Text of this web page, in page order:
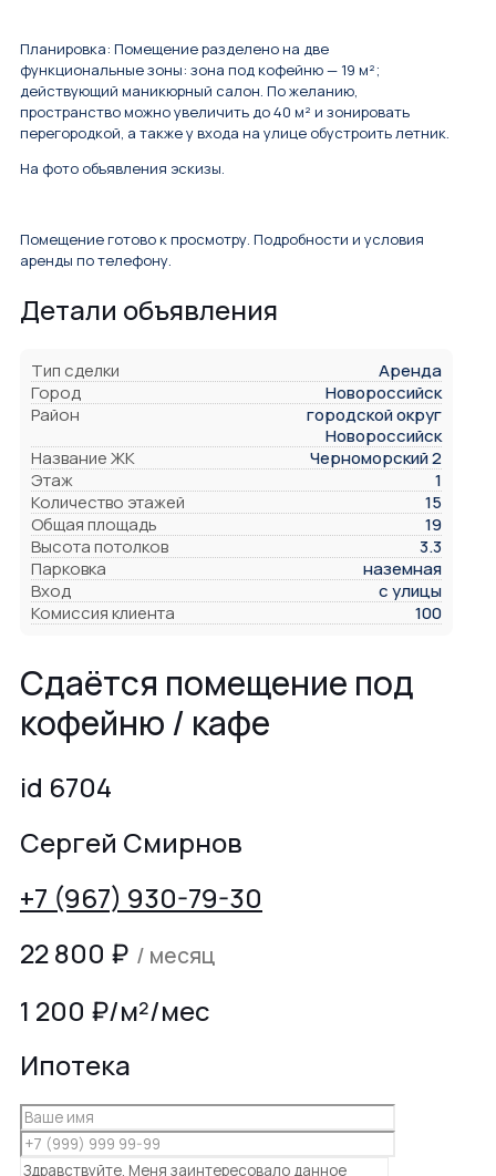
Планировка: Помещение разделено на две
функциональные зоны: зона под кофейню — 19 м²;
действующий маникюрный салон. По желанию,
пространство можно увеличить до 40 м² и зонировать
перегородкой, а также у входа на улице обустроить летник.
На фото объявления эскизы.
Помещение готово к просмотру. Подробности и условия
аренды по телефону.
Детали объявления
Тип сделки
Аренда
Город
Новороссийск
Район
городской округ
Новороссийск
Название ЖК
Черноморский 2
Этаж
1
Количество этажей
15
Общая площадь
19
Высота потолков
3.3
Парковка
наземная
Вход
с улицы
Комиссия клиента
100
Сдаётся помещение под
кофейню / кафе
id 6704
Сергей Смирнов
+7 (967) 930-79-30
22 800 ₽ / месяц
1 200 ₽/м²/мес
Ипотека